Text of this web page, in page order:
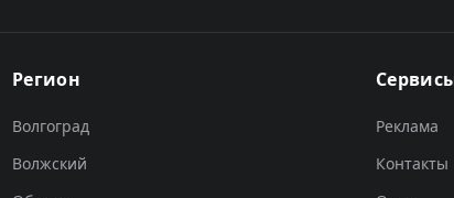
Регион
Волгоград
Волжский
Реклама
Контакты